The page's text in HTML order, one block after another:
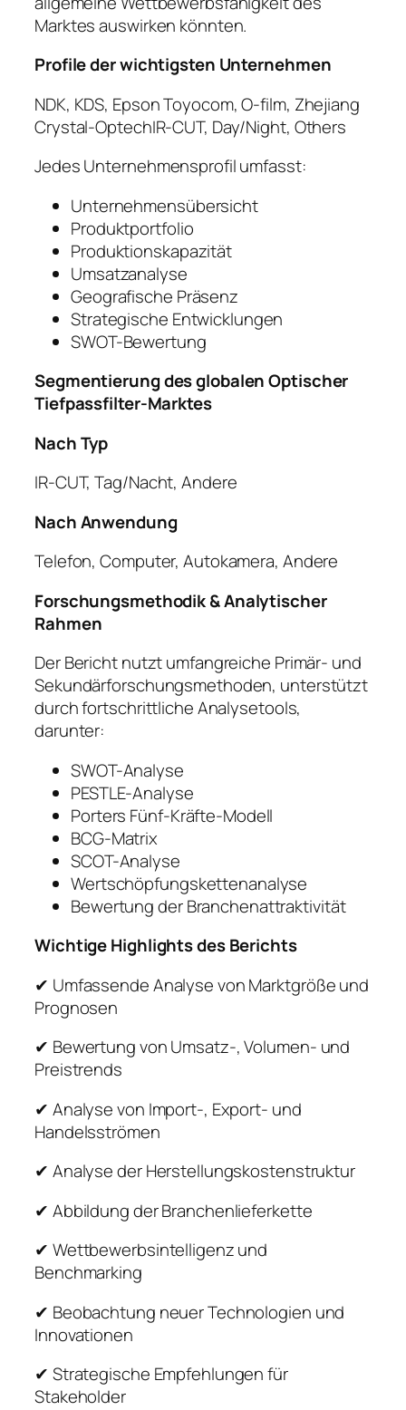
Marktes auswirken könnten.
Profile der wichtigsten Unternehmen
NDK, KDS, Epson Toyocom, O-film, Zhejiang
Crystal-OptechIR-CUT, Day/Night, Others
Jedes Unternehmensprofil umfasst:
Unternehmensübersicht
Produktportfolio
Produktionskapazität
Umsatzanalyse
Geografische Präsenz
Strategische Entwicklungen
SWOT-Bewertung
Segmentierung des globalen Optischer
Tiefpassfilter-Marktes
Nach Typ
IR-CUT, Tag/Nacht, Andere
Nach Anwendung
Telefon, Computer, Autokamera, Andere
Forschungsmethodik & Analytischer
Rahmen
Der Bericht nutzt umfangreiche Primär- und
Sekundärforschungsmethoden, unterstützt
durch fortschrittliche Analysetools,
darunter:
SWOT-Analyse
PESTLE-Analyse
Porters Fünf-Kräfte-Modell
BCG-Matrix
SCOT-Analyse
Wertschöpfungskettenanalyse
Bewertung der Branchenattraktivität
Wichtige Highlights des Berichts
✔ Umfassende Analyse von Marktgröße und
Prognosen
✔ Bewertung von Umsatz-, Volumen- und
Preistrends
✔ Analyse von Import-, Export- und
Handelsströmen
✔ Analyse der Herstellungskostenstruktur
✔ Abbildung der Branchenlieferkette
✔ Wettbewerbsintelligenz und
Benchmarking
✔ Beobachtung neuer Technologien und
Innovationen
✔ Strategische Empfehlungen für
Stakeholder